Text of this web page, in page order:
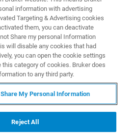
AG, Fällanden
information with advertising
Targeting & Advertising cookies
them, you can deactivate
Share my personal Information
will disable any cookies that had
you can open the cookie settings
this category of cookies. Bruker does
to any third party.
My Personal Information
Reject All